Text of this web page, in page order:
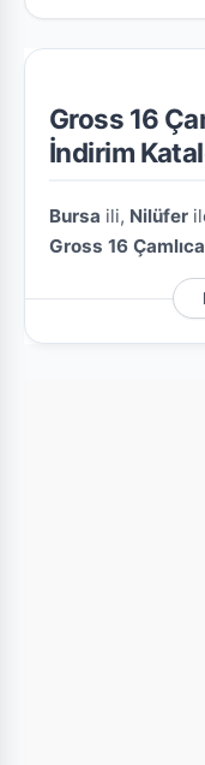
Gross 16
İndirim
Bursa ili, Nilüfer
Gross 16 Çamlıca
broşürlerini ve
derledik.